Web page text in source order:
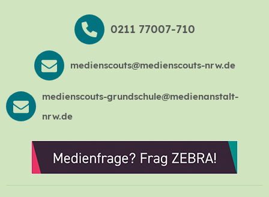
0211 77007-710
medienscouts@medienscouts-nrw.de
medienscouts-grundschule@medienanstalt-
nrw.de